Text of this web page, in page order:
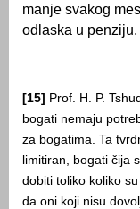
manje svakog
odlaska u penziju.
[15] Prof. H. P.
bogati nemaju
za bogatima. Ta
limitiran, bogati čija
dobiti toliko koliko
da oni koji nisu